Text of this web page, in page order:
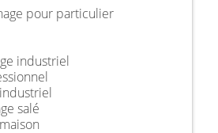
pour particulier
industriel
salé